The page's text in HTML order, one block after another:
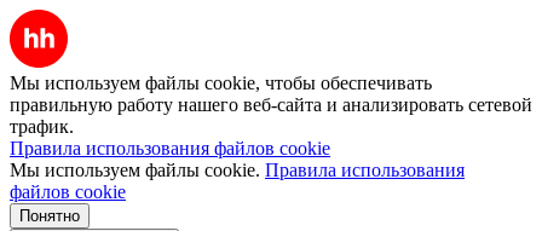
Мы используем файлы cookie, чтобы обеспечивать
правильную работу нашего веб-сайта и анализировать сетевой
трафик.
Правила использования файлов cookie
Мы используем файлы cookie. Правила использования
файлов cookie
Понятно